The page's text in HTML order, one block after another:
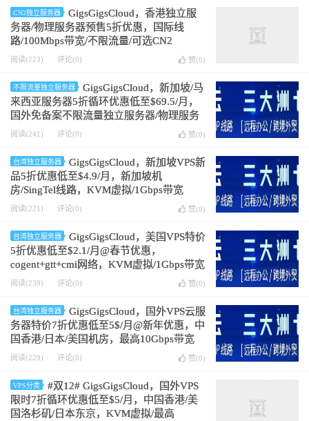
CN2独立服务器
GigsGigsCloud，香港独立服
务器/物理服务器预售5折优惠，国际线
路/100Mbps带宽/不限流量/可选CN2
阅读(223) 评论(0) 赞(0)
不限流量独立服务器
GigsGigsCloud，新加坡/马
来西亚服务器5折循环优惠低至$69.5/月，
国外免备案不限流量独立服务器/物理服务
器，限量/可升级1Gbps带宽
阅读(241) 评论(0) 赞(0)
台湾独立服务器
GigsGigsCloud，新加坡VPS新
品5折优惠低至$4.9/月，新加坡机
房/SingTel线路，KVM虚拟/1Gbps带宽
阅读(221) 评论(0) 赞(0)
台湾独立服务器
GigsGigsCloud，美国VPS特价
5折优惠低至$2.1/月@春节优惠，
cogent+gtt+cmi网络，KVM虚拟/1Gbps带宽
阅读(239) 评论(0) 赞(0)
台湾独立服务器
GigsGigsCloud，国外VPS云服
务器特价7折优惠低至5$/月@新年优惠，中
国香港/日本/美国机房，最高10Gbps带宽
阅读(229) 评论(0) 赞(0)
VPS分类
#双12# GigsGigsCloud，国外VPS
限时7折循环优惠低至$5/月，中国香港/美
国洛杉矶/日本东京，KVM虚拟/最高